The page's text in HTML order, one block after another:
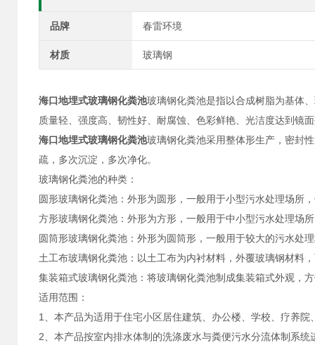
品牌 春雷环境
材质 玻璃钢
海口地埋式玻璃钢化粪池玻璃钢化粪池是指以合成树脂为基体
质量轻、强度高、韧性好、耐腐蚀、色彩鲜艳、光洁度达到镜
海口地埋式玻璃钢化粪池玻璃钢化粪池采用整体形生产，密封
疏，多次沉淀，多次净化。
玻璃钢化粪池的种类：
圆形玻璃钢化粪池：外形为圆形，一般用于小型污水处理场所
方形玻璃钢化粪池：外形为方形，一般用于中小型污水处理场
圆筒形玻璃钢化粪池：外形为圆筒形，一般用于较大的污水处
土工布玻璃钢化粪池：以土工布为内衬材料，外覆玻璃钢材料
集装箱式玻璃钢化粪池：将玻璃钢化粪池制成集装箱式外观，
适用范围：
1、本产品为适用于住宅小区居住建筑、办公楼、学校、疗养
2、本产品按室内排水体制的洗涤废水与粪便污水分流体制系统